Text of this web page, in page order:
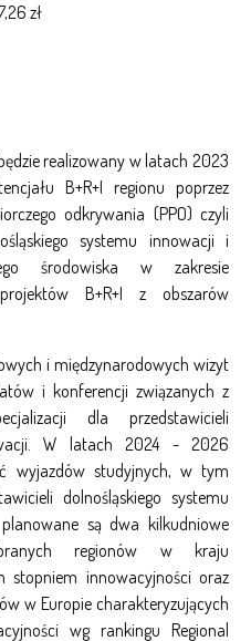
zł
realizowany w latach 2023
B+R+I regionu poprzez
odkrywania (PPO) czyli
systemu innowacji i
środowiska w zakresie
B+R+I z obszarów
i międzynarodowych wizyt
i konferencji związanych z
dla przedstawicieli
W latach 2024 - 2026
wyjazdów studyjnych, w tym
dolnośląskiego systemu
są dwa kilkudniowe
regionów w kraju
stopniem innowacyjności oraz
w Europie charakteryzujących
wg rankingu Regional